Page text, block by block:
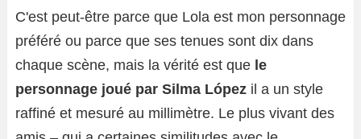
C'est peut-être parce que Lola est mon personnage
préféré ou parce que ses tenues sont dix dans
chaque scène, mais la vérité est que le
personnage joué par Silma López il a un style
raffiné et mesuré au millimètre. Le plus vivant des